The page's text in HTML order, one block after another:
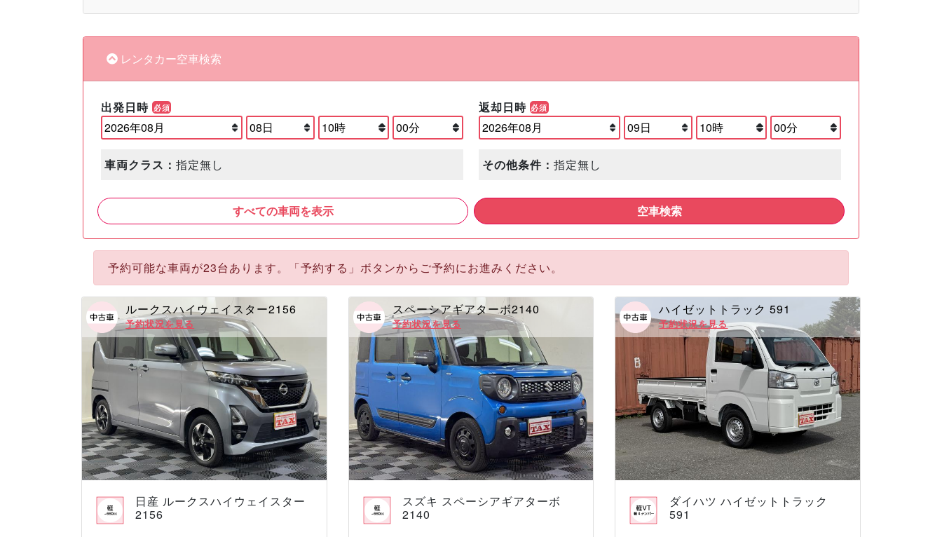
レンタカー空車検索
出発日時 必須 返却日時 必須
車両クラス： 指定無し その他条件： 指定無し
すべての車両を表示 空車検索
予約可能な車両が23台あります。「予約する」ボタンからご予約にお進みください。
ルークスハイウェイスター2156
予約状況を見る
日産 ルークスハイウェイスター
2156
スペーシアギアターボ2140
予約状況を見る
スズキ スペーシアギアターボ
2140
ハイゼットトラック 591
予約状況を見る
ダイハツ ハイゼットトラック
591